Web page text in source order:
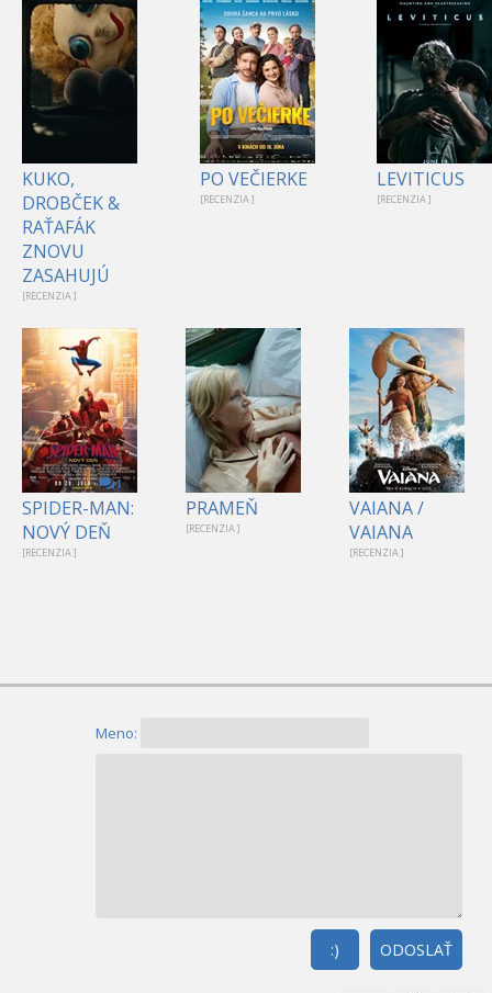
KUKO,
DROBČEK &
RAŤAFÁK
ZNOVU
ZASAHUJÚ
[RECENZIA ]
PO VEČIERKE
[RECENZIA ]
LEVITICUS
[RECENZIA ]
1
SPIDER-MAN:
NOVÝ DEŇ
[RECENZIA ]
PRAMEŇ
[RECENZIA ]
VAIANA /
VAIANA
[RECENZIA ]
Meno:
ODOSLAŤ
:)